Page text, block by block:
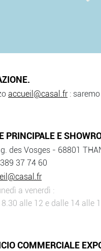
accueil@casal.fr:
PRINCIPALE E
des Vosges - 68801
37 74 60
a venerdì :
alle 12 e dalle 14 alle
COMMERCIALE